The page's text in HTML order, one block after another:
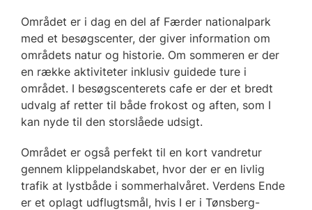
Området er i dag en del af Færder nationalpark
med et besøgscenter, der giver information om
områdets natur og historie. Om sommeren er der
en række aktiviteter inklusiv guidede ture i
området. I besøgscenterets cafe er der et bredt
udvalg af retter til både frokost og aften, som I
kan nyde til den storslåede udsigt.
Området er også perfekt til en kort vandretur
gennem klippelandskabet, hvor der er en livlig
trafik at lystbåde i sommerhalvåret. Verdens Ende
er et oplagt udflugtsmål, hvis I er i Tønsberg-